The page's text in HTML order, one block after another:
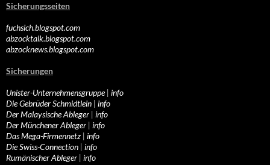
Sicherungsseiten
fuchsich.blogspot.com
abzocktalk.blogspot.com
abzocknews.blogspot.com
Sicherungen
Unister-Unternehmensgruppe| info
Die Gebrüder Schmidtlein | info
Der Malaysische Ableger | info
Der Münchener Ableger | info
Das Mega-Firmennetz | info
Die Swiss-Connection | info
Rumänischer Ableger | info